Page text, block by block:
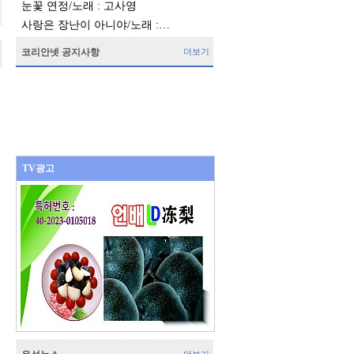
눈꽃 연정/노래 : 고사영
사랑은 장난이 아니야/노래 :…
코리안넷 공지사항 더보기
TV광고